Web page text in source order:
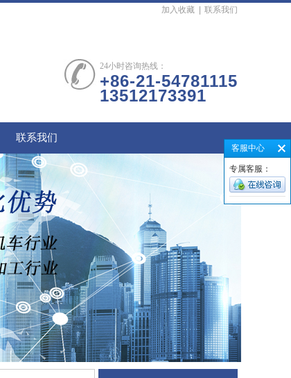
加入收藏 联系我们
24小时咨询热线：
+86-21-54781115
13512173391
联系我们
AMADA阿玛达喷嘴
客服中心
专属客服：